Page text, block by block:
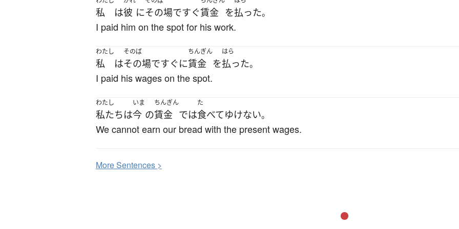
私 は彼 にその場ですぐ賃金 を払った。
I paid him on the spot for his work.
わたし
私 は
そのば
その場ですぐに
ちんぎん
賃金 を
はら
払った。
I paid his wages on the spot.
わたし
私たちは
いま
今 の
ちんぎん
賃金 では
た
食べてゆけない。
We cannot earn our bread with the present wages.
MoreSentences >